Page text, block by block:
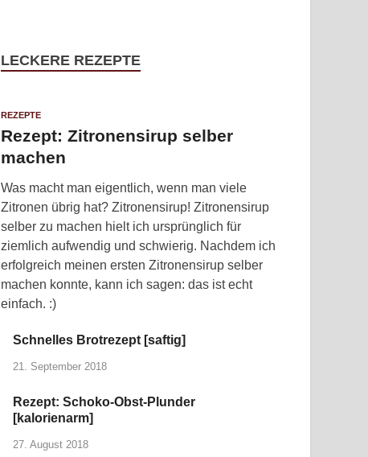
LECKERE REZEPTE
REZEPTE
Rezept: Zitronensirup selber
machen
Was macht man eigentlich, wenn man viele
Zitronen übrig hat? Zitronensirup! Zitronensirup
selber zu machen hielt ich ursprünglich für
ziemlich aufwendig und schwierig. Nachdem ich
erfolgreich meinen ersten Zitronensirup selber
machen konnte, kann ich sagen: das ist echt
einfach. :)
Schnelles Brotrezept [saftig]
21. September 2018
Rezept: Schoko-Obst-Plunder
[kalorienarm]
27. August 2018